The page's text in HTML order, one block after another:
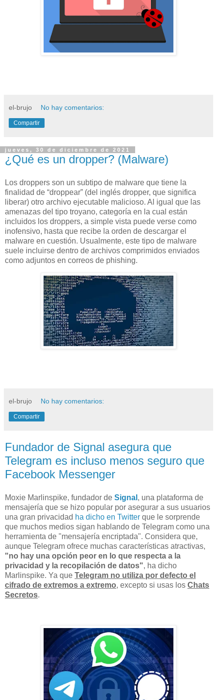
el-brujo No hay comentarios:
Compartir
jueves, 30 de diciembre de 2021
¿Qué es un dropper? (Malware)
Los droppers son un subtipo de malware que tiene la
finalidad de “droppear” (del inglés dropper, que significa
liberar) otro archivo ejecutable malicioso. Al igual que las
amenazas del tipo troyano, categoría en la cual están
incluidos los droppers, a simple vista puede verse como
inofensivo, hasta que recibe la orden de descargar el
malware en cuestión. Usualmente, este tipo de malware
suele incluirse dentro de archivos comprimidos enviados
como adjuntos en correos de phishing.
el-brujo No hay comentarios:
Compartir
Fundador de Signal asegura que
Telegram es incluso menos seguro que
Facebook Messenger
Moxie Marlinspike, fundador de Signal , una plataforma de
mensajería que se hizo popular por asegurar a sus usuarios
una gran privacidad ha dicho en Twitter que le sorprende
que muchos medios sigan hablando de Telegram como una
herramienta de "mensajería encriptada". Considera que,
aunque Telegram ofrece muchas características atractivas,
"no hay una opción peor en lo que respecta a la
privacidad y la recopilación de datos", ha dicho
Marlinspike. Ya que Telegram no utiliza por defecto el
cifrado de extremos a extremo, excepto si usas los Chats
Secretos.